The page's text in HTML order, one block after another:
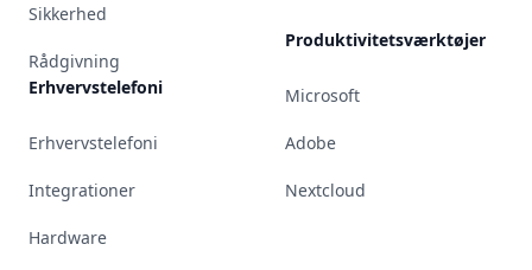
Sikkerhed
Rådgivning
Erhvervstelefoni
Erhvervstelefoni
Integrationer
Hardware
Produktivitetsværktøjer
Microsoft
Adobe
Nextcloud